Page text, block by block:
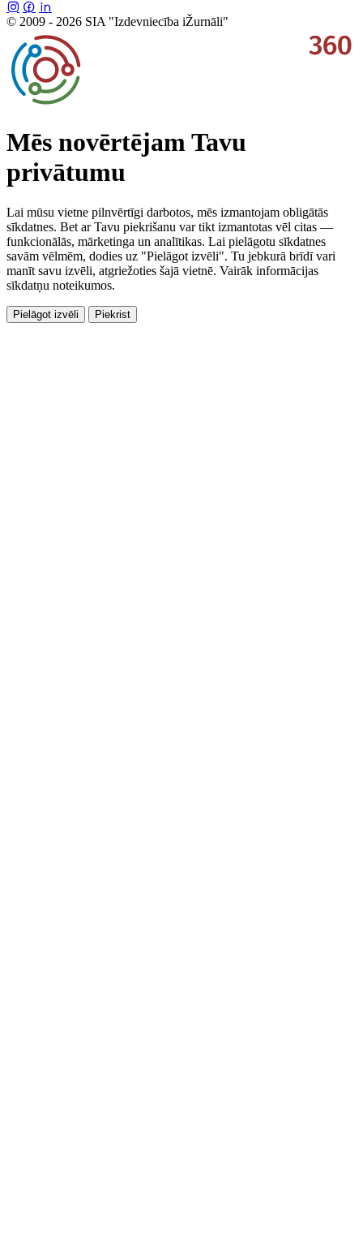
© 2009 - 2026 SIA "Izdevniecība iŽurnāli"
Mēs novērtējam Tavu
privātumu
Lai mūsu vietne pilnvērtīgi darbotos, mēs izmantojam obligātās
sīkdatnes. Bet ar Tavu piekrišanu var tikt izmantotas vēl citas —
funkcionālās, mārketinga un analītikas. Lai pielāgotu sīkdatnes
savām vēlmēm, dodies uz "Pielāgot izvēli". Tu jebkurā brīdī vari
manīt savu izvēli, atgriežoties šajā vietnē. Vairāk informācijas
sīkdatņu noteikumos.
Pielāgot izvēli Piekrist